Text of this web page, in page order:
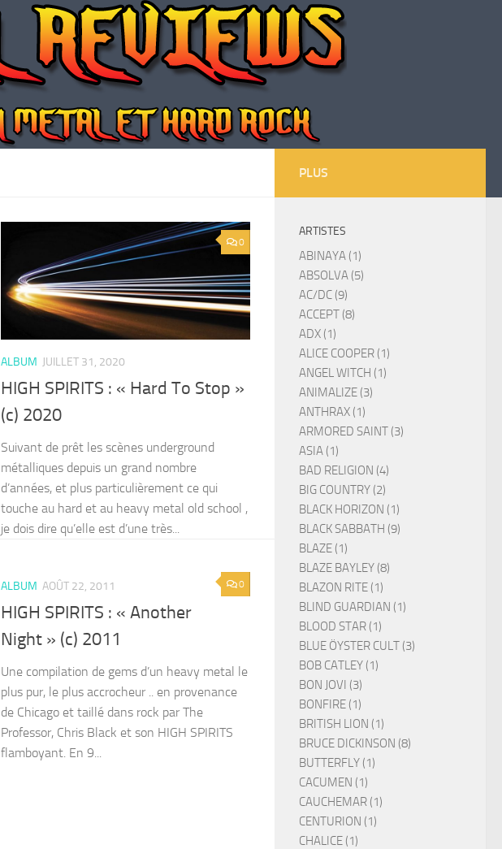
0
ALBUM JUILLET 31, 2020
HIGH SPIRITS : « Hard To Stop »
(c) 2020
Suivant de prêt les scènes underground
métalliques depuis un grand nombre
d’années, et plus particulièrement ce qui
touche au hard et au heavy metal old school ,
je dois dire qu’elle est d’une très...
0
ALBUM AOÛT 22, 2011
HIGH SPIRITS : « Another
Night » (c) 2011
Une compilation de gems d’un heavy metal le
plus pur, le plus accrocheur .. en provenance
de Chicago et taillé dans rock par The
Professor, Chris Black et son HIGH SPIRITS
flamboyant. En 9...
PLUS
ARTISTES
ABINAYA (1)
ABSOLVA (5)
AC/DC (9)
ACCEPT (8)
ADX (1)
ALICE COOPER (1)
ANGEL WITCH (1)
ANIMALIZE (3)
ANTHRAX (1)
ARMORED SAINT (3)
ASIA (1)
BAD RELIGION (4)
BIG COUNTRY (2)
BLACK HORIZON (1)
BLACK SABBATH (9)
BLAZE (1)
BLAZE BAYLEY (8)
BLAZON RITE (1)
BLIND GUARDIAN (1)
BLOOD STAR (1)
BLUE ÖYSTER CULT (3)
BOB CATLEY (1)
BON JOVI (3)
BONFIRE (1)
BRITISH LION (1)
BRUCE DICKINSON (8)
BUTTERFLY (1)
CACUMEN (1)
CAUCHEMAR (1)
CENTURION (1)
CHALICE (1)